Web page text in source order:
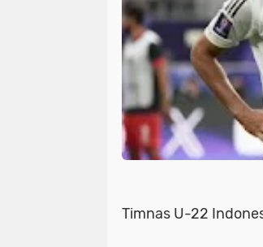
Timnas U-22